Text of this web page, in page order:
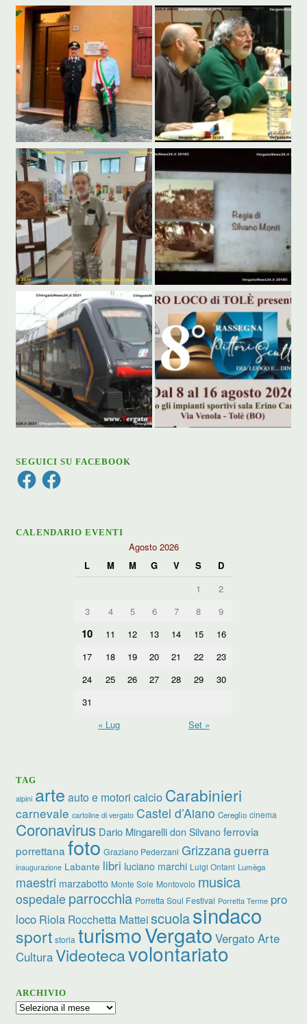
SEGUICI SU FACEBOOK
FacebookFacebook
CALENDARIO EVENTI
Agosto 2026
L
M M G V S
D
1
2
3
4 5 6 7 8 9
10 11 12 13 14 15
16
17
18 19 20 21 22
23
24
25 26 27 28 29
30
31
« Lug
Set »
TAG
alpini arte auto e motori calcio Carabinieri
carnevale cartoline di vergato Castel d’Aiano Cereglio cinema
Coronavirus Dario Mingarelli don Silvano ferrovia
porrettana foto Graziano Pederzani Grizzanaguerra
inaugurazione Labante libri luciano marchi Luigi Ontani Lumèga
maestri marzabotto Monte Sole Montovolo musica
ospedale parrocchia Porretta Soul Festival Porretta Terme pro
loco Riola Rocchetta Matteiscuolasindaco
sport storia turismoVergato Vergato Arte
CulturaVideotecavolontariato
ARCHIVIO
Archivio